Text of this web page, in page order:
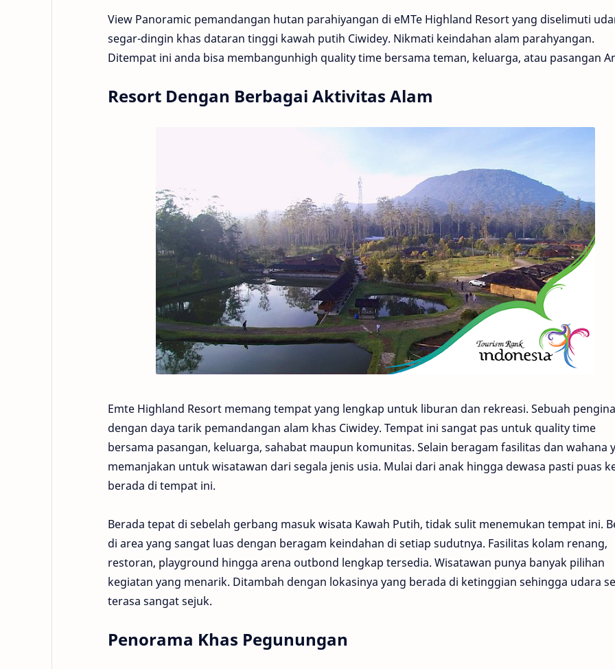
View Panoramic pemandangan hutan parahiyangan di eMTe Highland Resort yang diselimuti
segar-dingin khas dataran tinggi kawah putih Ciwidey. Nikmati keindahan alam parahyangan.
Ditempat ini anda bisa membangunhigh quality time bersama teman, keluarga, atau pasangan
Resort Dengan Berbagai Aktivitas Alam
Emte Highland Resort memang tempat yang lengkap untuk liburan dan rekreasi. Sebuah
dengan daya tarik pemandangan alam khas Ciwidey. Tempat ini sangat pas untuk quality time
bersama pasangan, keluarga, sahabat maupun komunitas. Selain beragam fasilitas dan wahana
memanjakan untuk wisatawan dari segala jenis usia. Mulai dari anak hingga dewasa pasti puas
berada di tempat ini.
Berada tepat di sebelah gerbang masuk wisata Kawah Putih, tidak sulit menemukan tempat ini.
di area yang sangat luas dengan beragam keindahan di setiap sudutnya. Fasilitas kolam renang,
restoran, playground hingga arena outbond lengkap tersedia. Wisatawan punya banyak pilihan
kegiatan yang menarik. Ditambah dengan lokasinya yang berada di ketinggian sehingga udara
terasa sangat sejuk.
Penorama Khas Pegunungan